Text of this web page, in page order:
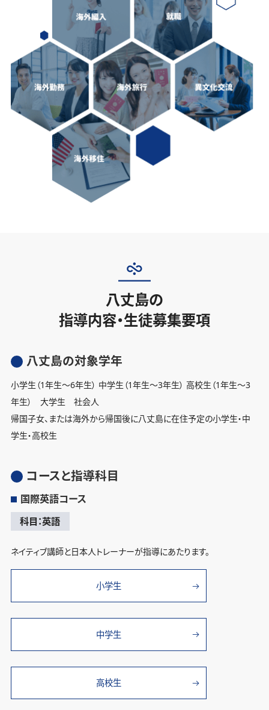
八丈島の
指導内容・生徒募集要項
八丈島の対象学年
小学生（1年生〜6年生） 中学生（1年生〜3年生） 高校生（1年生〜3
年生） 大学生 社会人
帰国子女、または海外から帰国後に八丈島に在住予定の小学生・中
学生・高校生
コースと指導科目
国際英語コース
科目：英語
ネイティブ講師と日本人トレーナーが指導にあたります。
小学生
中学生
高校生